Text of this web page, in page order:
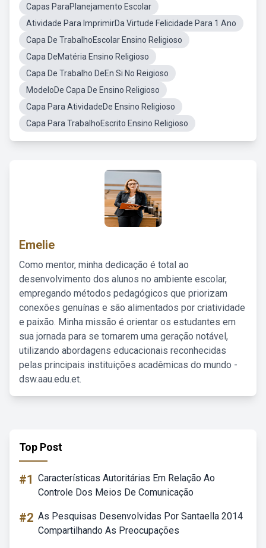
Capas ParaPlanejamento Escolar
Atividade Para ImprimirDa Virtude Felicidade Para 1 Ano
Capa De TrabalhoEscolar Ensino Religioso
Capa DeMatéria Ensino Religioso
Capa De Trabalho DeEn Si No Reigioso
ModeloDe Capa De Ensino Religioso
Capa Para AtividadeDe Ensino Religioso
Capa Para TrabalhoEscrito Ensino Religioso
Emelie
Como mentor, minha dedicação é total ao
desenvolvimento dos alunos no ambiente escolar,
empregando métodos pedagógicos que priorizam
conexões genuínas e são alimentados por criatividade
e paixão. Minha missão é orientar os estudantes em
sua jornada para se tornarem uma geração notável,
utilizando abordagens educacionais reconhecidas
pelas principais instituições acadêmicas do mundo -
dsw.aau.edu.et.
Top Post
#1 Características Autoritárias Em Relação Ao
Controle Dos Meios De Comunicação
#2 As Pesquisas Desenvolvidas Por Santaella 2014
Compartilhando As Preocupações